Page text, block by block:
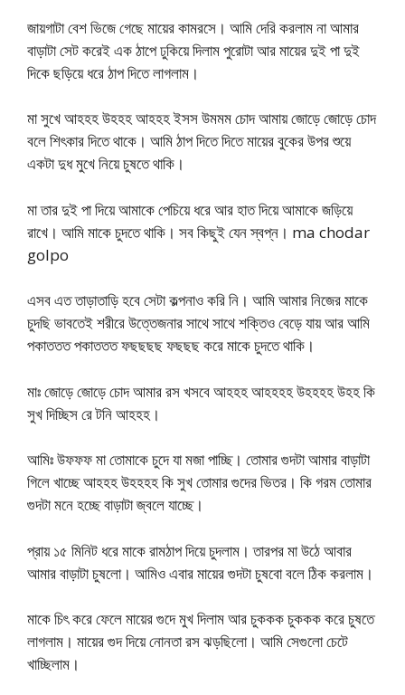
জায়গাটা বেশ ভিজে গেছে মায়ের কামরসে। আমি দেরি করলাম না আমার
বাড়াটা সেট করেই এক ঠাপে ঢুকিয়ে দিলাম পুরোটা আর মায়ের দুই পা দুই
দিকে ছড়িয়ে ধরে ঠাপ দিতে লাগলাম।
মা সুখে আহহহ উহহহ আহহহ ইসস উমমম চোদ আমায় জোড়ে জোড়ে চোদ
বলে শিৎকার দিতে থাকে। আমি ঠাপ দিতে দিতে মায়ের বুকের উপর শুয়ে
একটা দুধ মুখে নিয়ে চুষতে থাকি।
মা তার দুই পা দিয়ে আমাকে পেচিয়ে ধরে আর হাত দিয়ে আমাকে জড়িয়ে
রাখে। আমি মাকে চুদতে থাকি। সব কিছুই যেন স্বপ্ন। ma chodar
golpo
এসব এত তাড়াতাড়ি হবে সেটা কল্পনাও করি নি। আমি আমার নিজের মাকে
চুদছি ভাবতেই শরীরে উত্তেজনার সাথে সাথে শক্তিও বেড়ে যায় আর আমি
পকাততত পকাততত ফছছছছ ফছছছ করে মাকে চুদতে থাকি।
মাঃ জোড়ে জোড়ে চোদ আমার রস খসবে আহহহ আহহহহ উহহহহ উহহ কি
সুখ দিচ্ছিস রে টনি আহহহ।
আমিঃ উফফফ মা তোমাকে চুদে যা মজা পাচ্ছি। তোমার গুদটা আমার বাড়াটা
গিলে খাচ্ছে আহহহ উহহহহ কি সুখ তোমার গুদের ভিতর। কি গরম তোমার
গুদটা মনে হচ্ছে বাড়াটা জ্বলে যাচ্ছে।
প্রায় ১৫ মিনিট ধরে মাকে রামঠাপ দিয়ে চুদলাম। তারপর মা উঠে আবার
আমার বাড়াটা চুষলো। আমিও এবার মায়ের গুদটা চুষবো বলে ঠিক করলাম।
মাকে চিৎ করে ফেলে মায়ের গুদে মুখ দিলাম আর চুককক চুককক করে চুষতে
লাগলাম। মায়ের গুদ দিয়ে নোনতা রস ঝড়ছিলো। আমি সেগুলো চেটে
খাচ্ছিলাম।